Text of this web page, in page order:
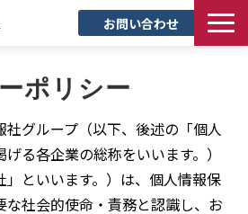
お問い合わせ
新聞について
サービス
トピックス
セミナー
ポリシー
グループ（以下、後述の「個人
る各企業の総称をいいます。）
」といいます。）は、個人情報保
な社会的使命・責務と認識し、お